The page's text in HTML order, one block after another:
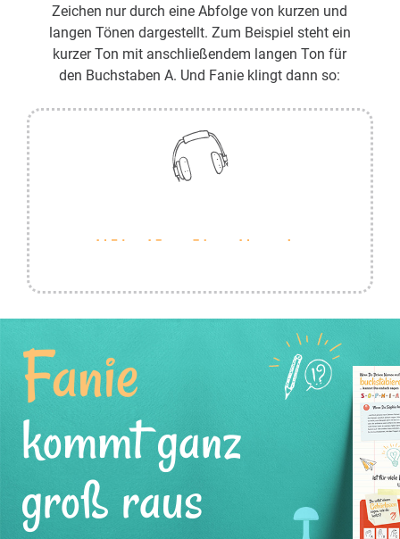
Zeichen nur durch eine Abfolge von kurzen und
langen Tönen dargestellt. Zum Beispiel steht ein
kurzer Ton mit anschließendem langen Ton für
den Buchstaben A. Und Fanie klingt dann so:
Fanie
kommt ganz
groß raus